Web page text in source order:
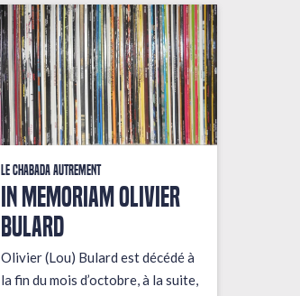
Le Chabada autrement
In Memoriam Olivier
Bulard
Olivier (Lou) Bulard est décédé à
la fin du mois d’octobre, à la suite,